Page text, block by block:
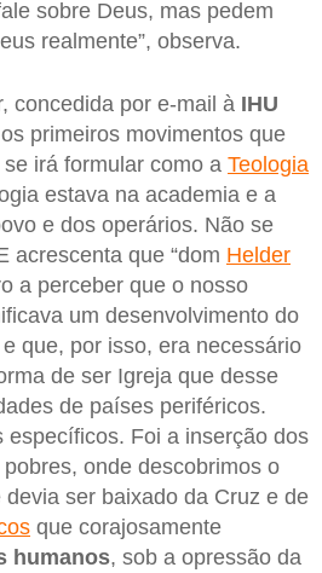
sobre Deus, mas pedem
realmente”, observa.
concedida por e-mail à IHU
primeiros movimentos que
irá formular como a Teologia
estava na academia e a
e dos operários. Não se
acrescenta que “dom Helder
a perceber que o nosso
um desenvolvimento do
que, por isso, era necessário
de ser Igreja que desse
de países periféricos.
específicos. Foi a inserção dos
onde descobrimos o
ser baixado da Cruz e de
que corajosamente
humanos, sob a opressão da